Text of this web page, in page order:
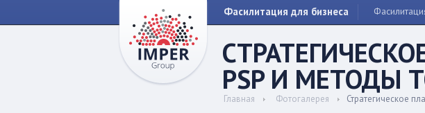
Фасилитация для бизнеса
PSP И МЕТОДЫ
Главная Фотогалерея Стратегическое